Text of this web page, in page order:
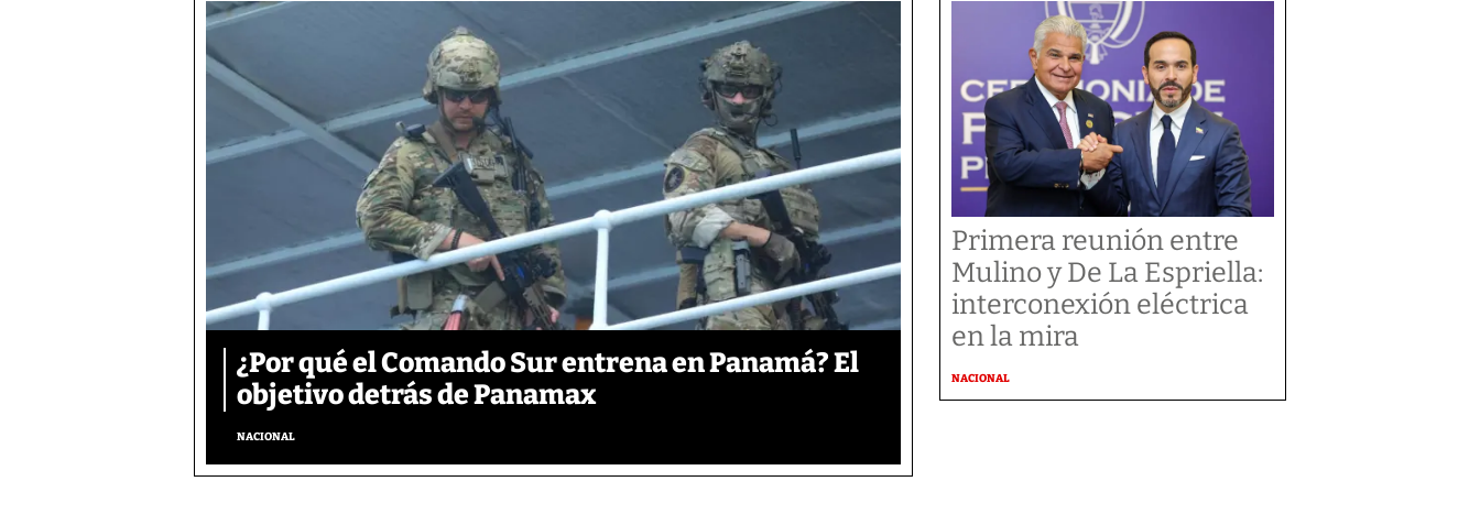
¿Por qué el Comando Sur entrena en Panamá? El
objetivo detrás de Panamax
NACIONAL
Primera reunión entre
Mulino y De La Espriella:
interconexión eléctrica
en la mira
NACIONAL